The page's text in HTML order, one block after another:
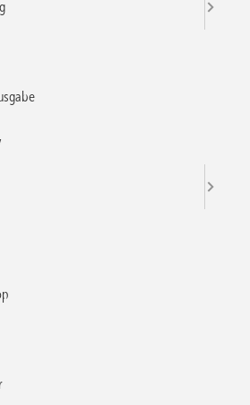
der Sanitärbranche eine Umwelt-
Handbrausen erarbeitet. Mit dieser
den ökologischen Fußabdruck
gesamten Wertschöpfungskette und
transparent.
Croma 100 und Crometta 85.
der Handbrausen von
Auslieferung an die Kunden und bei
Entsorgung am Ende des Lebenszyklus
attestiert die Öko­bilanz, dass bei
der Brausen rund 8,87kWh
11,83 kWh (Croma) Energie verbraucht
in diesen Phasen des Lebenszyklus
für die Croma 100, auf 24,4 l für die